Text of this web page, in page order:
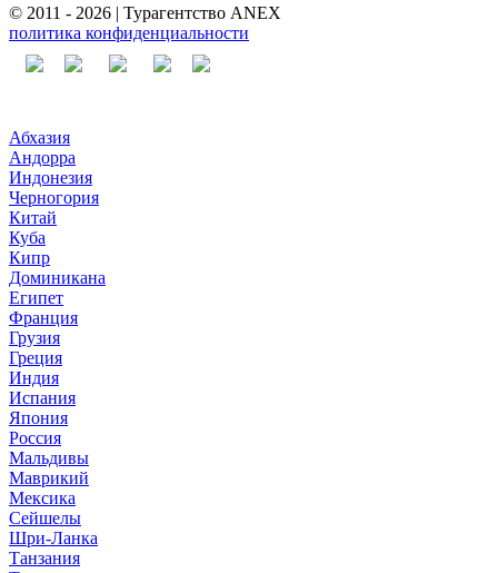
© 2011 - 2026 | Турагентство ANEX
политика конфиденциальности
Абхазия
Андорра
Индонезия
Черногория
Китай
Куба
Кипр
Доминикана
Египет
Франция
Грузия
Греция
Индия
Испания
Япония
Россия
Мальдивы
Маврикий
Мексика
Сейшелы
Шри-Ланка
Танзания